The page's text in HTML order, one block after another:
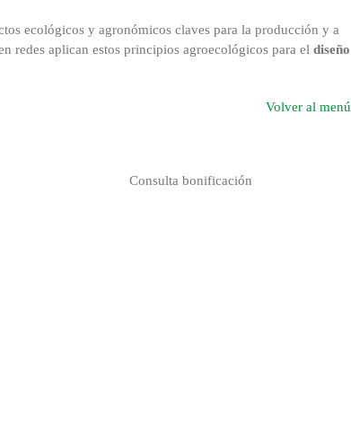
ecológicos y agronómicos claves para la producción y a
redes aplican estos principios agroecológicos para el diseño
Volver al menú
Consulta bonificación